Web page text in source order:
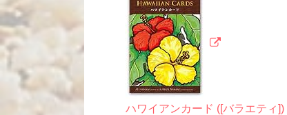
ハワイアンカード ([バラエティ])